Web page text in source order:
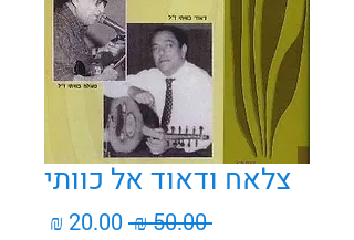
צלאח ודאוד אל כוותי
50.00 ₪
Regular
20.00 ₪